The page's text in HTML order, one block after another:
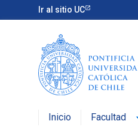
Ir al sitio UC
Inicio Facultad